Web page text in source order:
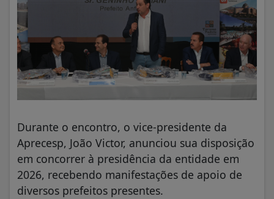
Durante o encontro, o vice-presidente da
Aprecesp, João Victor, anunciou sua disposição
em concorrer à presidência da entidade em
2026, recebendo manifestações de apoio de
diversos prefeitos presentes.